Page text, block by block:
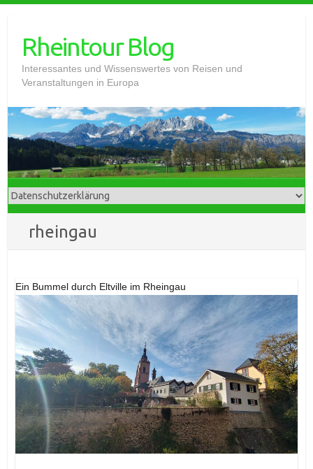
contentRheintour Blog
Interessantes und Wissenswertes von Reisen und
Veranstaltungen in Europa
rheingau
Ein Bummel durch Eltville im Rheingau